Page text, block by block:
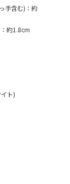
手含む)：約
約1.8cm
ト)